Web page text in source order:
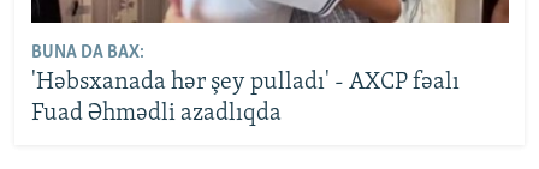
BUNA DA BAX:
'Həbsxanada hər şey pulladı' - AXCP fəalı
Fuad Əhmədli azadlıqda